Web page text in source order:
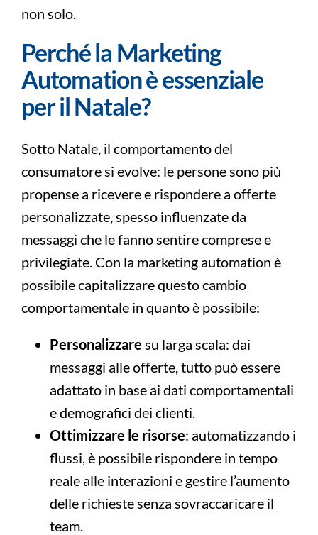
non solo.
Perché la Marketing
Automation è essenziale
per il Natale?
Sotto Natale, il comportamento del
consumatore si evolve: le persone sono più
propense a ricevere e rispondere a offerte
personalizzate, spesso influenzate da
messaggi che le fanno sentire comprese e
privilegiate. Con la marketing automation è
possibile capitalizzare questo cambio
comportamentale in quanto è possibile:
Personalizzare su larga scala: dai
messaggi alle offerte, tutto può essere
adattato in base ai dati comportamentali
e demografici dei clienti.
Ottimizzare le risorse: automatizzando i
flussi, è possibile rispondere in tempo
reale alle interazioni e gestire l’aumento
delle richieste senza sovraccaricare il
team.